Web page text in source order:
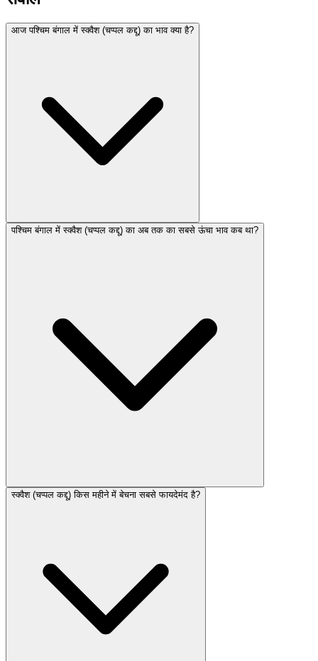
आज पश्चिम बंगाल में स्क्वैश (चप्पल कद्दू) का भाव क्या है?
पश्चिम बंगाल में स्क्वैश (चप्पल कद्दू) का अब तक का सबसे ऊंचा भाव कब था?
स्क्वैश (चप्पल कद्दू) किस महीने में बेचना सबसे फायदेमंद है?